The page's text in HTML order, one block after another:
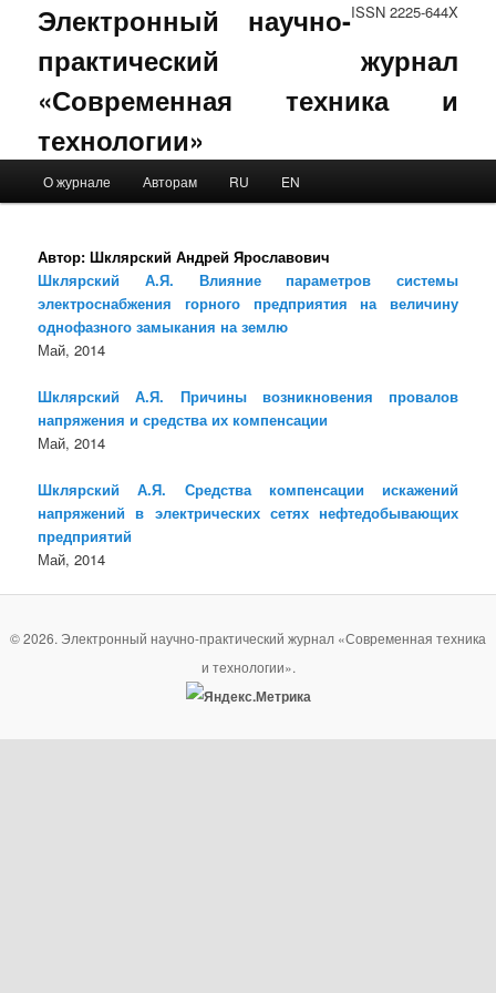
ISSN 2225-644X
Электронный научно-
практический журнал
«Современная техника и
технологии»
Skip to primary content
Skip to secondary content
О журнале Авторам RU EN
Автор: Шклярский Андрей Ярославович
Шклярский А.Я. Влияние параметров системы
электроснабжения горного предприятия на величину
однофазного замыкания на землю
Май, 2014
Шклярский А.Я. Причины возникновения провалов
напряжения и средства их компенсации
Май, 2014
Шклярский А.Я. Средства компенсации искажений
напряжений в электрических сетях нефтедобывающих
предприятий
Май, 2014
© 2026. Электронный научно-практический журнал «Современная техника
и технологии».